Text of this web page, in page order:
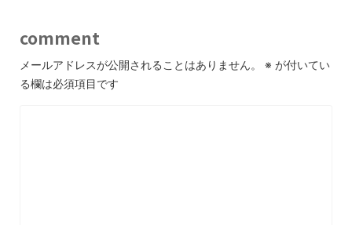
comment
メールアドレスが公開されることはありません。 ※ が付いてい
る欄は必須項目です